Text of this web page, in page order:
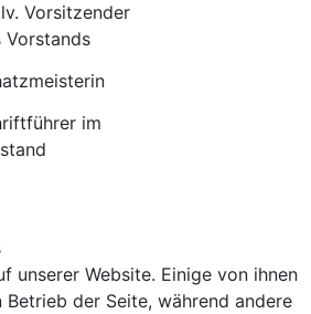
Vorsitzender
Vorstands
im
unserer Website. Einige von ihnen
der Seite, während andere